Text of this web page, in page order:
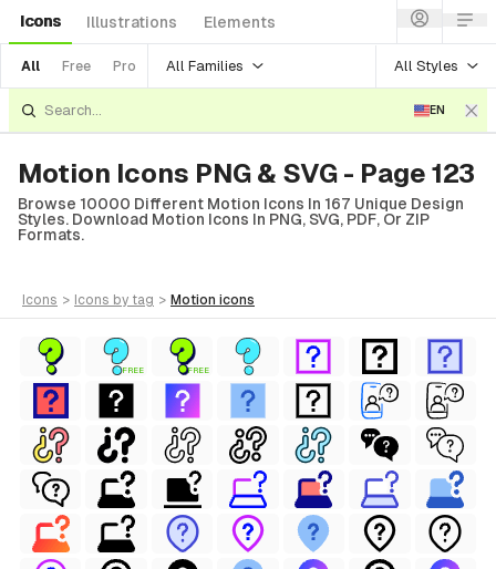
Icons Illustrations Elements
All Free Pro All Families All Styles
EN
Motion Icons PNG & SVG - Page 123
Browse 10000 Different Motion Icons In 167 Unique Design
Styles. Download Motion Icons In PNG, SVG, PDF, Or ZIP
Formats.
icons > icons by tag > motion icons
FREE FREE